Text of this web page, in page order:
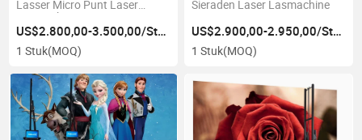
Lasser Micro Punt Laser
Lasmachine 100W 200W voor
Tandheelkundig Goud Zilver
Sieraden
US$2.800,00-3.500,00/Stuk
1 Stuk(MOQ)
Sieraden Laser Lasmachine
US$2.900,00-2.950,00/Stuk
1 Stuk(MOQ)